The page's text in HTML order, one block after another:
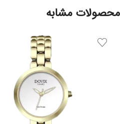
محصولات مشابه